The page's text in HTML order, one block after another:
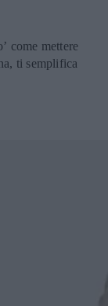
come mettere
ti semplifica